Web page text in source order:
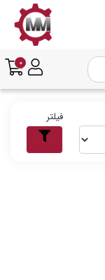
0
فیلتر